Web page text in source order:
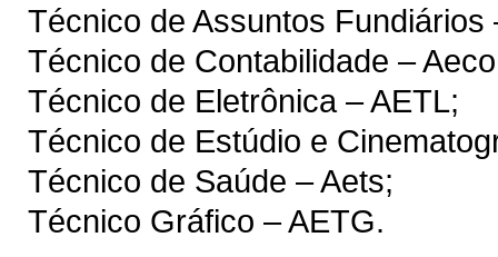
Técnico de Assuntos Fundiários
Técnico de Contabilidade –
Técnico de Eletrônica – AETL;
Técnico de Estúdio e
Técnico de Saúde – Aets;
Técnico Gráfico – AETG.